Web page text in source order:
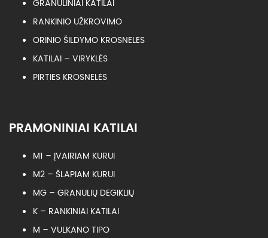
GRANULINIAI KATILAI
RANKINIO UŽKROVIMO
ORINIO ŠILDYMO KROSNELĖS
KATILAI – VIRYKLĖS
PIRTIES KROSNELĖS
PRAMONINIAI KATILAI
M1 – ĮVAIRIAM KURUI
M2 – ŠLAPIAM KURUI
MG – GRANULIŲ DEGIKLIŲ
K – RANKINIAI KATILAI
M – VULKANO TIPO